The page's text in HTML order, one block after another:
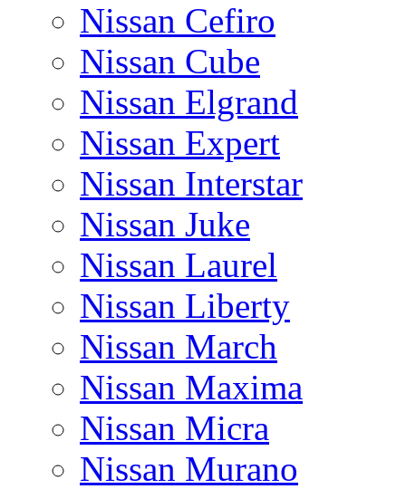
Nissan Cefiro
Nissan Cube
Nissan Elgrand
Nissan Expert
Nissan Interstar
Nissan Juke
Nissan Laurel
Nissan Liberty
Nissan March
Nissan Maxima
Nissan Micra
Nissan Murano